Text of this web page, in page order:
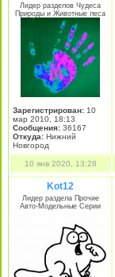
Лидер разделов Чудеса
Природы и Животные леса
Зарегистрирован: 10
мар 2010, 18:13
Сообщения: 36167
Откуда: Нижний
Новгород
10 янв 2020, 13:28
Kot12
Лидер раздела Прочие
Авто-Модельные Серии